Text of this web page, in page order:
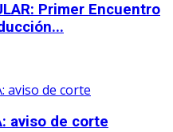
Primer Encuentro
aviso de corte